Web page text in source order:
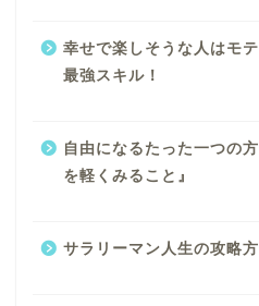
幸せで楽しそうな人はモ
最強スキル！
自由になるたった一つの
を軽くみること』
サラリーマン人生の攻略